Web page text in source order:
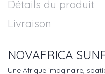
Détails du produit
Livraison
NOVAFRICA
Une Afrique imaginaire,